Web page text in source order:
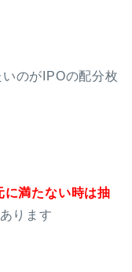
のがIPOの配分枚
満たない時は抽
ります